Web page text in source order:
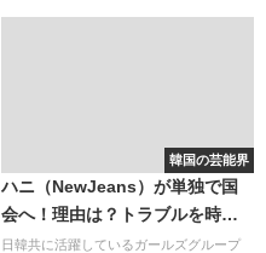
韓国の芸能界
ハニ（NewJeans）が単独で国
会へ！理由は？トラブルを時系
列でまとめ
日韓共に活躍しているガールズグループ